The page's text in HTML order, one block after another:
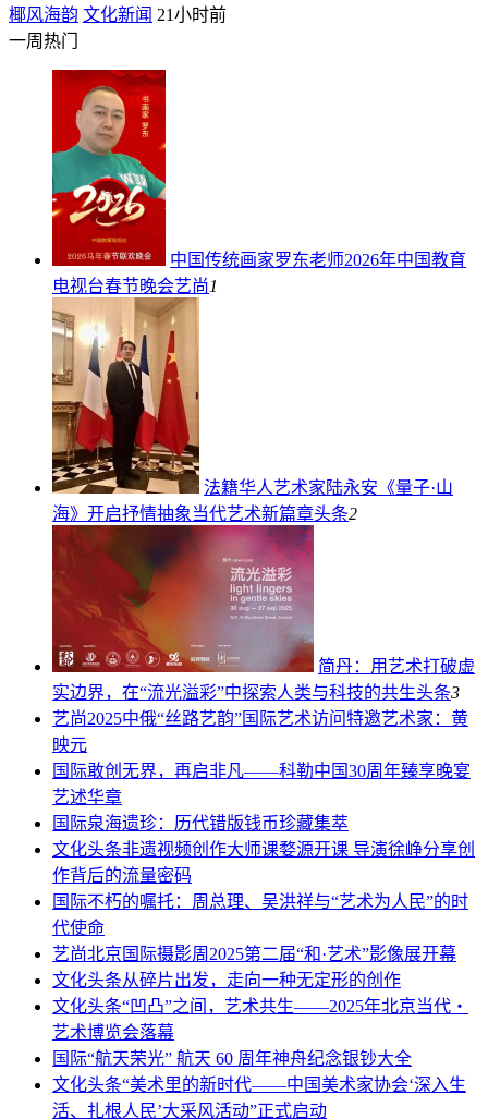
椰风海韵 文化新闻 21小时前
一周热门
中国传统画家罗东老师2026年中国教育
电视台春节晚会艺尚1
法籍华人艺术家陆永安《量子·山
海》开启抒情抽象当代艺术新篇章头条2
简丹：用艺术打破虚
实边界，在“流光溢彩”中探索人类与科技的共生头条3
艺尚2025中俄“丝路艺韵”国际艺术访问特邀艺术家：黄
映元
国际敢创无界，再启非凡——科勒中国30周年臻享晚宴
艺述华章
国际泉海遗珍：历代错版钱币珍藏集萃
文化头条非遗视频创作大师课婺源开课 导演徐峥分享创
作背后的流量密码
国际不朽的嘱托：周总理、吴洪祥与“艺术为人民”的时
代使命
艺尚北京国际摄影周2025第二届“和·艺术”影像展开幕
文化头条从碎片出发，走向一种无定形的创作
文化头条“凹凸”之间，艺术共生——2025年北京当代・
艺术博览会落幕
国际“航天荣光” 航天 60 周年神舟纪念银钞大全
文化头条“美术里的新时代——中国美术家协会‘深入生
活、扎根人民’大采风活动”正式启动